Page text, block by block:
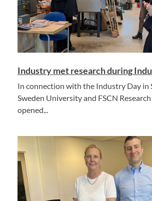
Industry met research during
In connection with the Industry Day in
Sweden University and FSCN
opened...